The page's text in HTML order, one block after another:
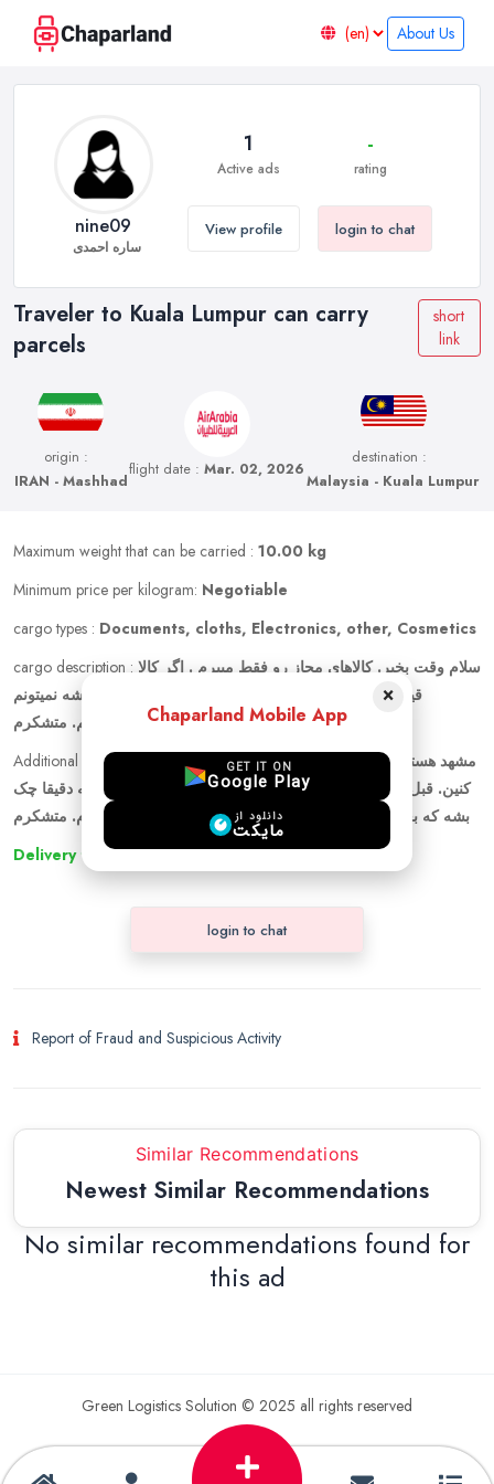
About Us
Traveler to Kuala Lumpur can carry
parcels
short
link
origin :
IRAN - Mashhad
flight date :Mar. 02, 2026
destination :
Malaysia - Kuala Lumpur
nine09
ساره احمدی
1
Active ads
-
rating
View profile login to chat
Maximum weight that can be carried : 10.00 kg
Minimum price per kilogram: Negotiable
cargo types : Documents, cloths, Electronics, other, Cosmetics
cargo description : سلام وقت بخیر. کالاهای مجاز رو فقط میبرم . اگر کالا
قیمتی باشه یا امکان اسیب دیدن توی چمدون داشته باشه نمیتونم
مسئولیت قبول کنم. متشکرم
Additional Information :
مشهد هستم ولی برام میتونین از شهر دیگه پست
کنین. قبل از بردن کاملا بسته رو با حضور خودتون باز میکنم که دقیقا چک
بشه که بعدا کم و کسری نشه. برای قیمت هم باهاتون راه میام. متشکرم
Delivery to other cities
login to chat
Report of Fraud and Suspicious Activity
Similar Recommendations
Newest Similar Recommendations
No similar recommendations found for
this ad
Green Logistics Solution © 2025 all rights reserved
×
Chaparland Mobile App
GET IT ON
Google Play
دانلود از
مایکت